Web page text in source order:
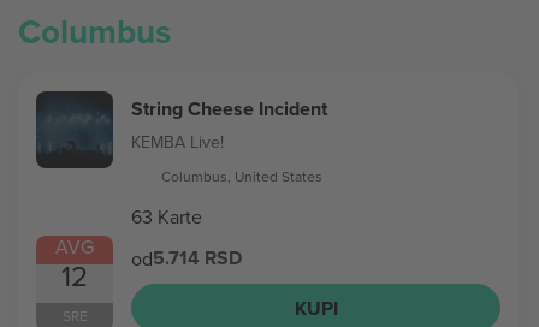
Columbus
AVG
12
SRE
String Cheese Incident
KEMBA Live!
Columbus, United States
63 Karte
od5.714 RSD
KUPI